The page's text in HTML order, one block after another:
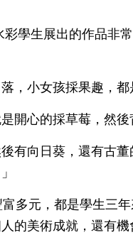
學生展出的作品非
，小女孩採果趣，都
開心的採草莓，然後
有向日葵，還有古
多元，都是學生三
的美術成就，還有機